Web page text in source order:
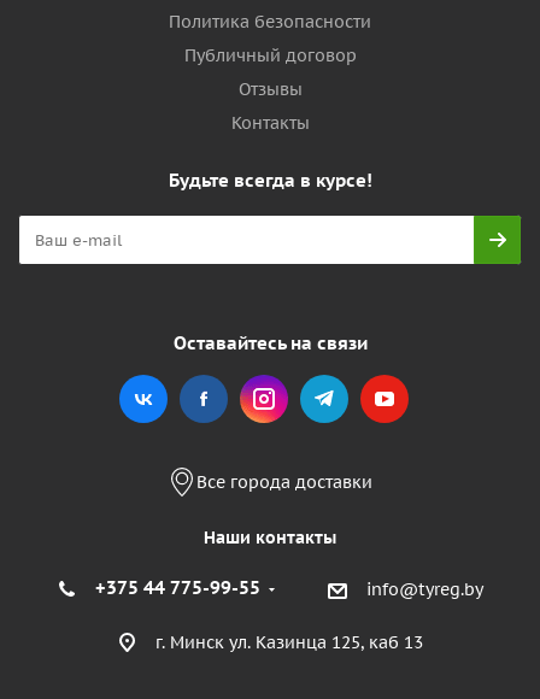
Политика безопасности
Публичный договор
Отзывы
Контакты
Будьте всегда в курсе!
Оставайтесь на связи
Все города доставки
Наши контакты
+375 44 775-99-55 info@tyreg.by
г. Минск ул. Казинца 125, каб 13